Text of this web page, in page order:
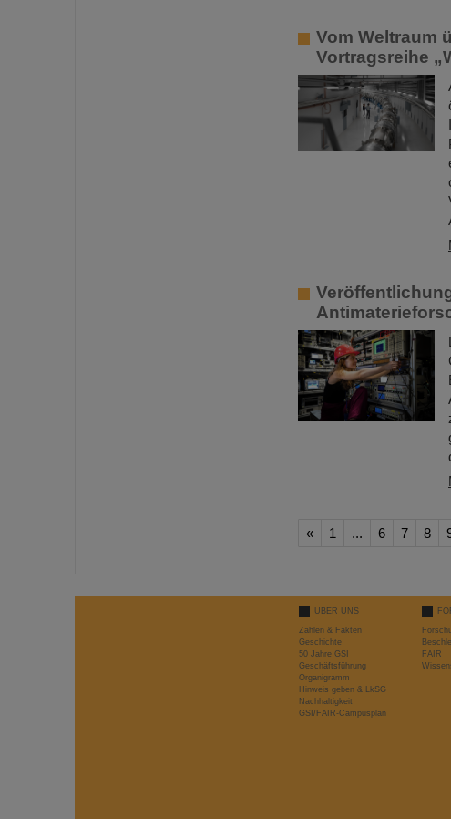
Vom Weltraum
Vortragsreihe
« 1 ... 6 7 8
ÜBER UNS
Zahlen & Fakten
Geschichte
50 Jahre GSI
Geschäftsführung
Organigramm
Hinweis geben & LkSG
Nachhaltigkeit
GSI/FAIR-Campusplan
FAIR